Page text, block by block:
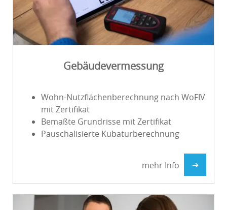
Gebäudevermessung
Wohn-Nutzflächenberechnung nach WoFIV
mit Zertifikat
Bemaßte Grundrisse mit Zertifikat
Pauschalisierte Kubaturberechnung